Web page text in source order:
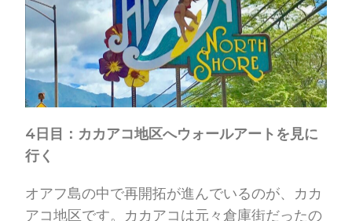
4日目：カカアコ地区へウォールアートを見に
行く
オアフ島の中で再開拓が進んでいるのが、カカ
アコ地区です。カカアコは元々倉庫街だったの